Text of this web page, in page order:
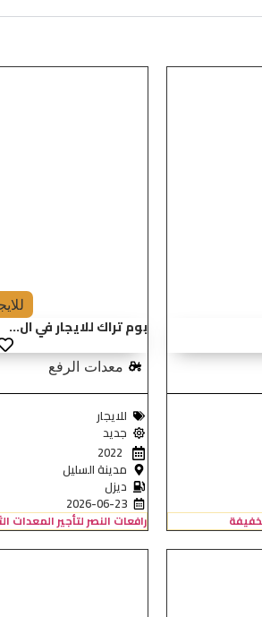
بوم تراك للايجار في ال...
معدات الرفع
للايجار
جديد
2022
مدينة السليل
ديزل
2026-06-23
رافعات النصر لتأجير المعدات